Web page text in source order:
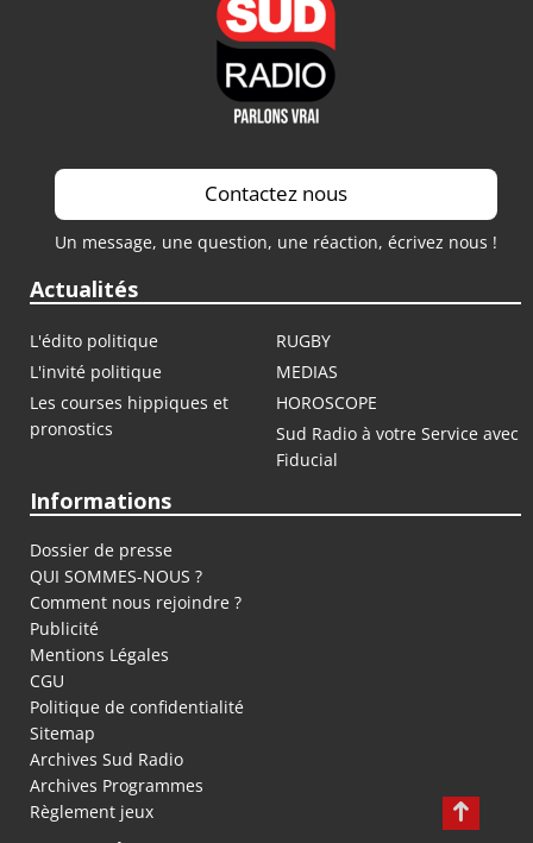
Contactez nous
Un message, une question, une réaction, écrivez nous !
Actualités
L'édito politique
RUGBY
L'invité politique
MEDIAS
Les courses hippiques et
pronostics
HOROSCOPE
Sud Radio à votre Service avec
Fiducial
Informations
Dossier de presse
QUI SOMMES-NOUS ?
Comment nous rejoindre ?
Publicité
Mentions Légales
CGU
Politique de confidentialité
Sitemap
Archives Sud Radio
Archives Programmes
Règlement jeux